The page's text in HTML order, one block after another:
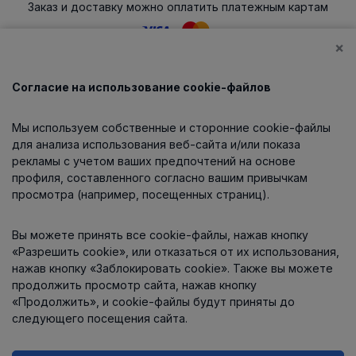
Заказ и доставку можно оплатить платежным картам
Каталог
О компании
Информация
Контакты
×
Согласие на использование cookie-файлов
Мы используем собственные и сторонние cookie-файлы
для анализа использования веб-сайта и/или показа
рекламы с учетом ваших предпочтений на основе
профиля, составленного согласно вашим привычкам
просмотра (например, посещенных страниц).
Вы можете принять все cookie-файлы, нажав кнопку
«Разрешить cookie», или отказаться от их использования,
нажав кнопку «Заблокировать cookie». Также вы можете
продолжить просмотр сайта, нажав кнопку
«Продолжить», и cookie-файлы будут приняты до
следующего посещения сайта.